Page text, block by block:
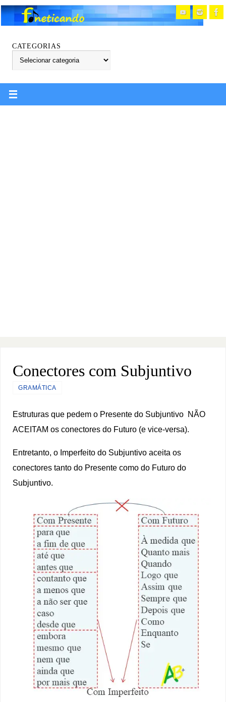
CATEGORIAS
Conectores com Subjuntivo
GRAMÁTICA
Estruturas que pedem o Presente do Subjuntivo NÃO
ACEITAM os conectores do Futuro (e vice-versa).
Entretanto, o Imperfeito do Subjuntivo aceita os
conectores tanto do Presente como do Futuro do
Subjuntivo.